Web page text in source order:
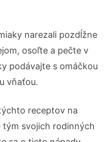
narezali pozdĺžne
osoľte a pečte v
podávajte s omáčkou
vňaťou.
receptov na
tým svojich rodinných